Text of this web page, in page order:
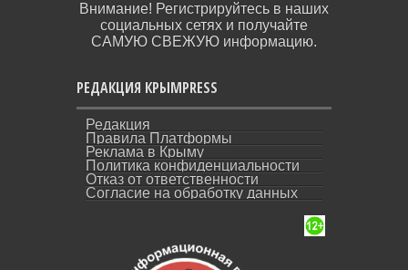
Внимание! Регистрируйтесь в наших
социальных сетях и получайте
САМУЮ СВЕЖУЮ информацию.
РЕДАКЦИЯ КРЫМPRESS
Редакция
Правила Платформы
Реклама в Крыму
Политика конфиденциальности
Отказ от ответственности
Согласие на обработку данных